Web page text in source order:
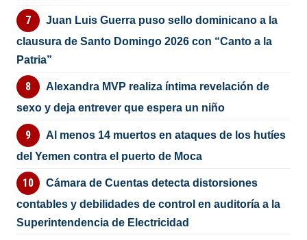
Juan Luis Guerra puso sello dominicano a la
clausura de Santo Domingo 2026 con “Canto a la
Patria”
Alexandra MVP realiza íntima revelación de
sexo y deja entrever que espera un niño
Al menos 14 muertos en ataques de los hutíes
del Yemen contra el puerto de Moca
Cámara de Cuentas detecta distorsiones
contables y debilidades de control en auditoría a la
Superintendencia de Electricidad